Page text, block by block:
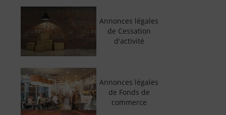
Annonces légales
de Cessation
d'activité
Annonces légales
de Fonds de
commerce